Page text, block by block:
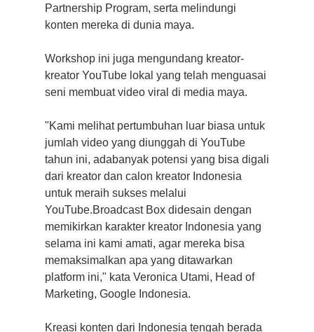
Partnership Program, serta melindungi
konten mereka di dunia maya.
Workshop ini juga mengundang kreator-
kreator YouTube lokal yang telah menguasai
seni membuat video viral di media maya.
"Kami melihat pertumbuhan luar biasa untuk
jumlah video yang diunggah di YouTube
tahun ini, adabanyak potensi yang bisa digali
dari kreator dan calon kreator Indonesia
untuk meraih sukses melalui
YouTube.Broadcast Box didesain dengan
memikirkan karakter kreator Indonesia yang
selama ini kami amati, agar mereka bisa
memaksimalkan apa yang ditawarkan
platform ini," kata Veronica Utami, Head of
Marketing, Google Indonesia.
Kreasi konten dari Indonesia tengah berada